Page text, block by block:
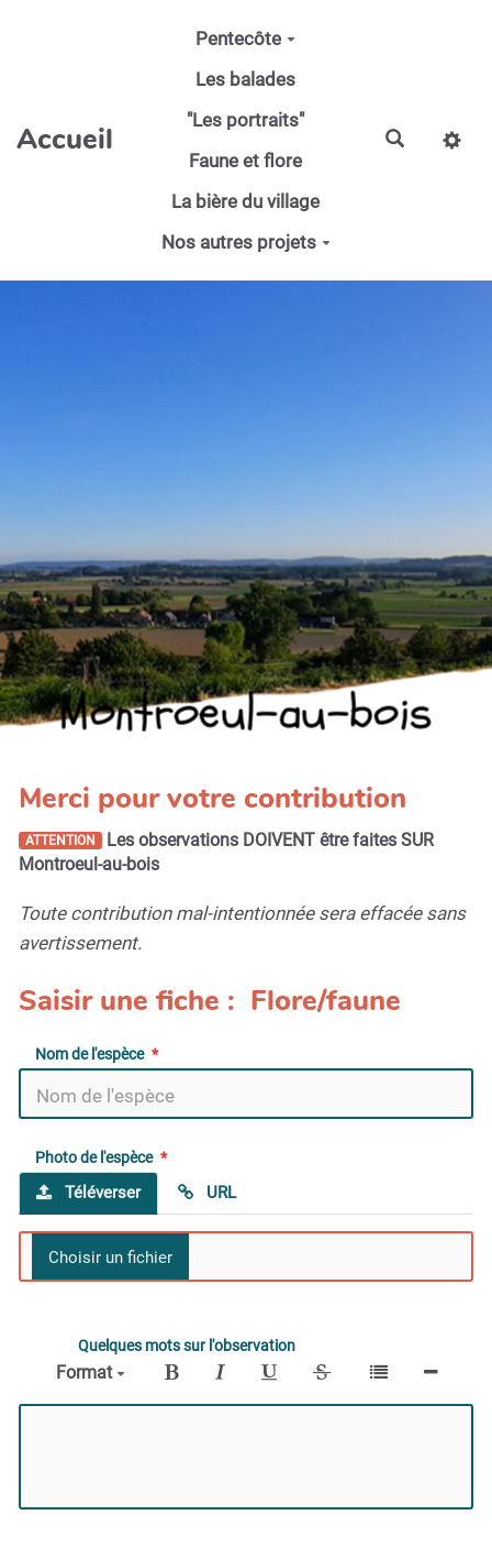
Aller au contenu principal
Accueil
Pentecôte
Les balades
"Les portraits"
Faune et flore
La bière du village
Nos autres projets
Montroeul-au-bois
Merci pour votre contribution
ATTENTION
Les observations DOIVENT être faites SUR
Montroeul-au-bois
Toute contribution mal-intentionnée sera effacée sans
avertissement.
Saisir une fiche : Flore/faune
Nom de l'espèce
Photo de l'espèce
Téléverser URL
Quelques mots sur l'observation
Format